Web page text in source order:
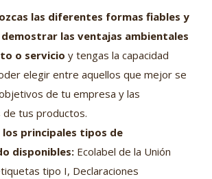
las diferentes formas fiables y
las ventajas ambientales
o servicio y tengas la capacidad
elegir entre aquellos que mejor se
de tu empresa y las
de tus productos.
los principales tipos de
disponibles: Ecolabel de la Unión
tipo I, Declaraciones